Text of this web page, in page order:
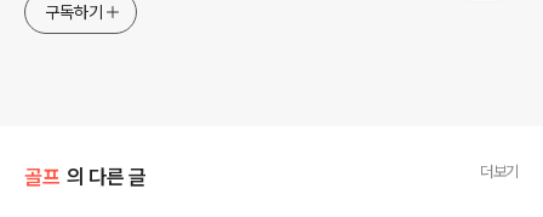
구독하기
골프 의 다른 글 더보기